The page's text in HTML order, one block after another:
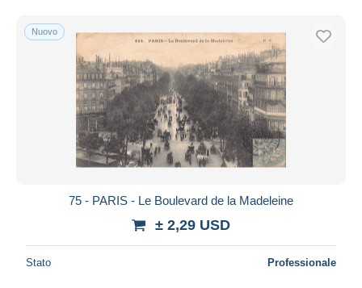
Nuovo
75 - PARIS - Le Boulevard de la Madeleine
± 2,29 USD
Stato Professionale